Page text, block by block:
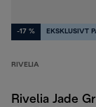
-17 % EKSKLUSIVT
RIVELIA
Rivelia Jade